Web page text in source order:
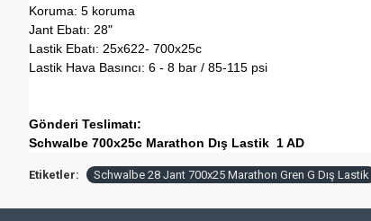
Koruma: 5 koruma
Jant Ebatı: 28"
Lastik Ebatı: 25x622- 700x25c
Lastik Hava Basıncı: 6 - 8 bar / 85-115 psi
Gönderi Teslimatı:
Schwalbe 700x25c Marathon Dış Lastik 1 AD
Etiketler: Schwalbe 28 Jant 700x25 Marathon Gren G Dış Lastik